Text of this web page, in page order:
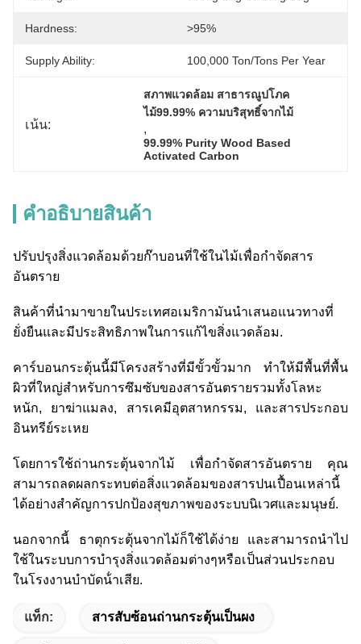
Hardness: >95%
Supply Ability: 100,000 Ton/Tons Per Year
เน้น:
สภาพแวดล้อม สาธารณูปโภค
ไม้99.99% ความบริสุทธิ์จากไม้
,
99.99% Purity Wood Based
Activated Carbon
คําอธิบายสินค้า
ปรับปรุงสิ่งแวดล้อมด้วยก๊าบอนที่ใช้ในไม้เพื่อกําจัดสาร
อันตราย
สินค้าที่นํามาขายในประเทศอเมริกามันนําเสนอแนวทางที่
ยั่งยืนและมีประสิทธิภาพในการแก้ไขสิ่งแวดล้อม.
คาร์บอนกระตุ้นนี้มีโครงสร้างที่มีขั้วขั้วมาก ทําให้มีพื้นที่พื้น
ผิวที่ใหญ่สําหรับการซึมซับของสารอันตรายรวมทั้งโลหะ
หนัก, ยาฆ่าแมลง, สารเคมีอุตสาหกรรม, และสารประกอบ
อินทรีย์ระเหย
โดยการใช้ถ่านกระตุ้นจากไม้ เพื่อกําจัดสารอันตราย คุณ
สามารถลดผลกระทบต่อสิ่งแวดล้อมของสารปนเปื้อนเหล่านี้
ได้อย่างสําคัญการปกป้องสุขภาพของระบบนิเวศและมนุษย์.
นอกจากนี้ ธาตุกระตุ้นจากไม้ก็ใช้ได้ง่าย และสามารถนําไป
ใช้ในระบบการบํารุงสิ่งแวดล้อมต่างๆหรือเป็นส่วนประกอบ
ในโรงงานบําบัดน้ําเสีย.
แท็ก: สารสับซ้อนถ่านกระตุ้นเป็นผง